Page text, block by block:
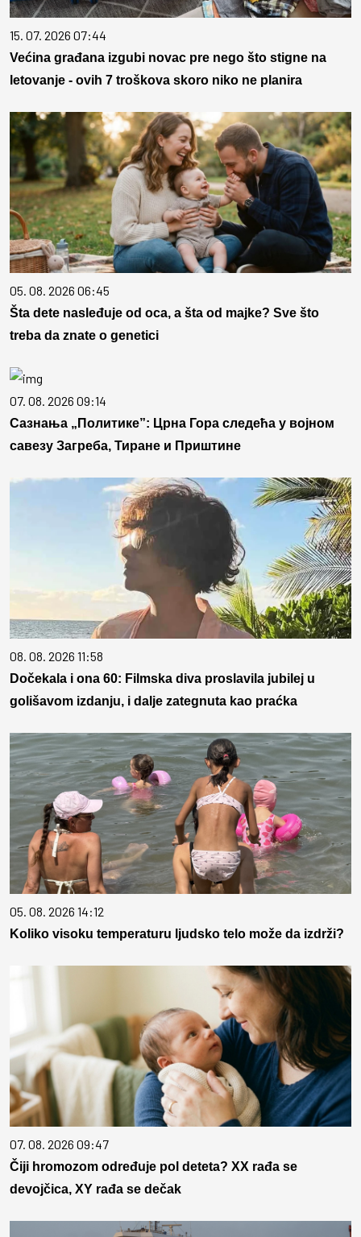
15. 07. 2026 07:44
Većina građana izgubi novac pre nego što stigne na
letovanje - ovih 7 troškova skoro niko ne planira
05. 08. 2026 06:45
Šta dete nasleđuje od oca, a šta od majke? Sve što
treba da znate o genetici
07. 08. 2026 09:14
Сазнања „Политике”: Црна Гора следећа у војном
савезу Загреба, Тиране и Приштине
08. 08. 2026 11:58
Dočekala i ona 60: Filmska diva proslavila jubilej u
golišavom izdanju, i dalje zategnuta kao praćka
05. 08. 2026 14:12
Koliko visoku temperaturu ljudsko telo može da izdrži?
07. 08. 2026 09:47
Čiji hromozom određuje pol deteta? XX rađa se
devojčica, XY rađa se dečak